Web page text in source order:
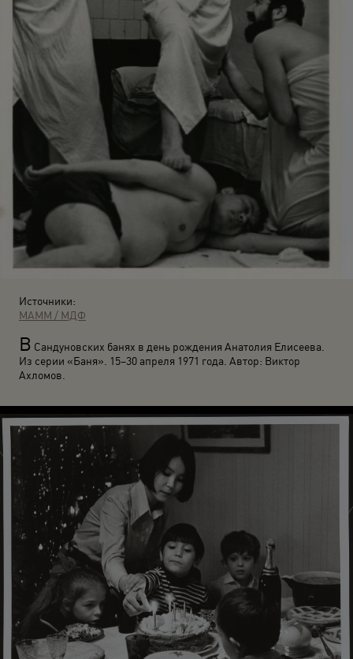
Источники:
МАММ / МДФ
В Сандуновских банях в день рождения Анатолия Елисеева.
Из серии «Баня». 15–30 апреля 1971 года. Автор: Виктор
Ахломов.